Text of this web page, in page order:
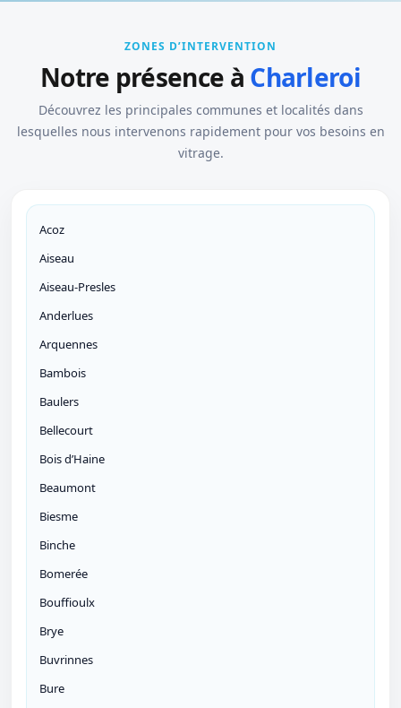
ZONES D’INTERVENTION
Notre présence à Charleroi
Découvrez les principales communes et localités dans
lesquelles nous intervenons rapidement pour vos besoins en
vitrage.
Acoz
Aiseau
Aiseau-Presles
Anderlues
Arquennes
Bambois
Baulers
Bellecourt
Bois d’Haine
Beaumont
Biesme
Binche
Bomerée
Bouffioulx
Brye
Buvrinnes
Bure